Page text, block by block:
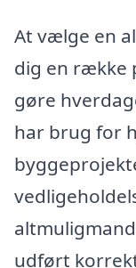
At vælge en
dig en række
gøre
har brug for
udført